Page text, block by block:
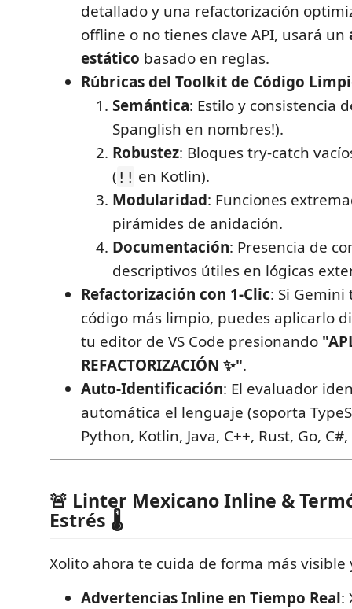
detallado y una refactorización
offline o no tienes clave API, usará un
estático basado en reglas.
Rúbricas del Toolkit de Código
Semántica: Estilo y consistencia
Spanglish en nombres!).
Robustez: Bloques try-catch
( !! en Kotlin).
Modularidad: Funciones
pirámides de anidación.
Documentación: Presencia de
descriptivos útiles en lógicas
Refactorización con 1-Clic: Si
código más limpio, puedes aplicarlo
tu editor de VS Code presionando
REFACTORIZACIÓN ✨".
Auto-Identificación: El evaluador
automática el lenguaje (soporta
Python, Kotlin, Java, C++, Rust, Go,
🚨 Linter Mexicano Inline &
Estrés 🌡️
Xolito ahora te cuida de forma más visible
Advertencias Inline en Tiempo Real: